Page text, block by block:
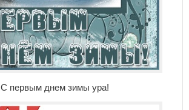
С первым днем зимы ура!